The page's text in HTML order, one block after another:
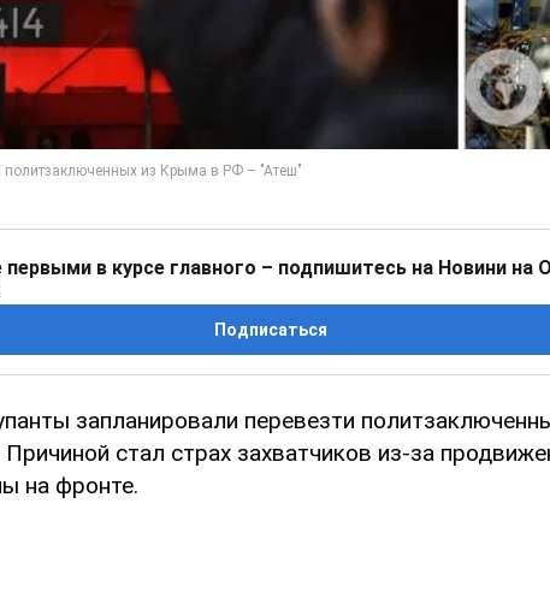
первыми в курсе главного – подпишитесь на Новини на
Подписаться
запланировали перевезти
стал страх захватчиков из-за
на фронте.